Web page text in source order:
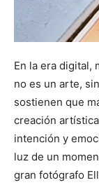
En la era digital,
no es un arte,
sostienen que
creación
intención y
luz de un
gran fotógrafo